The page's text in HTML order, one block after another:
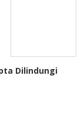
Dilindungi